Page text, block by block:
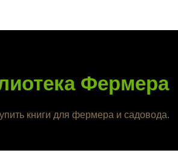
Фермера
книги для фермера и садовода.